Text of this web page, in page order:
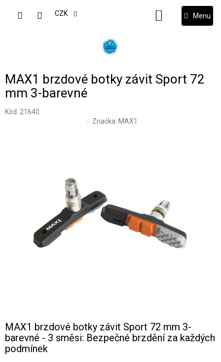
CZK
NÁKUPNÍ
KOŠÍK
MAX1 brzdové botky závit Sport 72
mm 3-barevné
Kód: 21640
Značka: MAX1
MAX1 brzdové botky závit Sport 72 mm 3-
barevné - 3 směsi: Bezpečné brzdění za každých
podmínek